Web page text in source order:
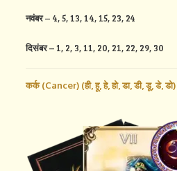
नवंबर– 4, 5, 13, 14, 15, 23, 24
दिसंबर– 1, 2, 3, 11, 20, 21, 22, 29, 30
कर्क (Cancer) (ही,हू,हे,हो,डा,डी,डू,डे,डो)